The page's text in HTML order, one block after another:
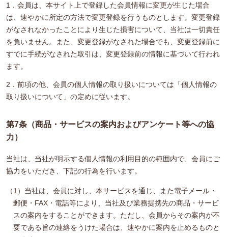
1．会員は、本サイト上で登録した会員情報に変更が生じた場合
は、速やかに所定の方法で変更登録を行うものとします。変更登録
がなされなかったことにより生じた損害について、当社は一切責任
を負いません。また、変更登録がなされた場合でも、変更登録前に
すでに手続がなされた取引は、変更登録前の情報に基づいて行われ
ます。
2．前項の他、会員の個人情報の取り扱いについては「個人情報の
取り扱いについて」の定めに従います。
第7条（商品・サービスの案内およびアンケート等への協
力）
当社は、当社が明示する個人情報の利用目的の範囲内で、会員にご
協力をいただき、下記の行為を行います。
（1）当社は、会員に対し、本サービスを通じ、また電子メール・
郵便・FAX・電話等により、当社及び業務提携先の商品・サービ
スの案内をすることができます。ただし、会員からその案内が不
要である旨の連絡をうけた場合は、速やかに案内を止めるものと